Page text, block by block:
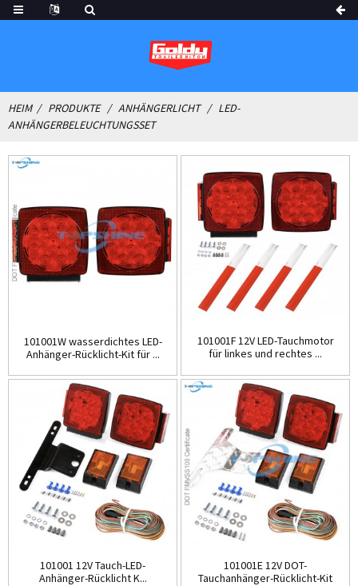
HEIM PRODUKTE ANHÄNGERLICHT
LED-
ANHÄNGERBELEUCHTUNGSSET
101001W wasserdichtes LED-
Anhänger-Rücklicht-Kit für ...
101001F 12V LED-Tauchmotor
für linkes und rechtes ...
101001 12V Tauch-LED-
Anhänger-Rücklicht K...
101001E 12V DOT-
Tauchanhänger-Rücklicht-Kit